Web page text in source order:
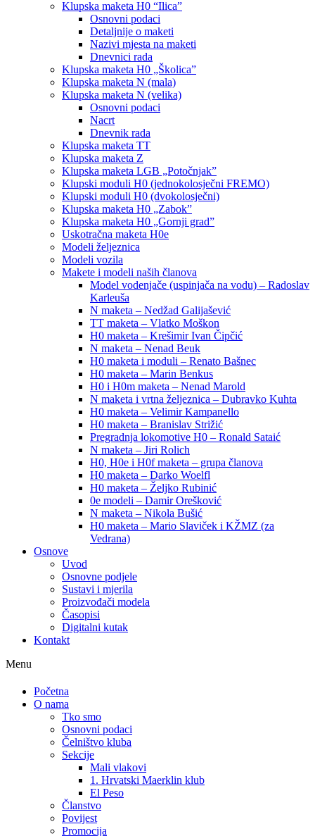
Klupska maketa H0 “Ilica”
Osnovni podaci
Detaljnije o maketi
Nazivi mjesta na maketi
Dnevnici rada
Klupska maketa H0 „Školica”
Klupska maketa N (mala)
Klupska maketa N (velika)
Osnovni podaci
Nacrt
Dnevnik rada
Klupska maketa TT
Klupska maketa Z
Klupska maketa LGB „Potočnjak”
Klupski moduli H0 (jednokolosječni FREMO)
Klupski moduli H0 (dvokolosječni)
Klupska maketa H0 „Zabok”
Klupska maketa H0 „Gornji grad”
Uskotračna maketa H0e
Modeli željeznica
Modeli vozila
Makete i modeli naših članova
Model vodenjače (uspinjača na vodu) – Radoslav
Karleuša
N maketa – Nedžad Galijašević
TT maketa – Vlatko Moškon
H0 maketa – Krešimir Ivan Čipčić
N maketa – Nenad Beuk
H0 maketa i moduli – Renato Bašnec
H0 maketa – Marin Benkus
H0 i H0m maketa – Nenad Marold
N maketa i vrtna željeznica – Dubravko Kuhta
H0 maketa – Velimir Kampanello
H0 maketa – Branislav Strižić
Pregradnja lokomotive H0 – Ronald Sataić
N maketa – Jiri Rolich
H0, H0e i H0f maketa – grupa članova
H0 maketa – Darko Woelfl
H0 maketa – Željko Rubinić
0e modeli – Damir Orešković
N maketa – Nikola Bušić
H0 maketa – Mario Slaviček i KŽMZ (za
Vedrana)
Osnove
Uvod
Osnovne podjele
Sustavi i mjerila
Proizvođači modela
Časopisi
Digitalni kutak
Kontakt
Menu
Početna
O nama
Tko smo
Osnovni podaci
Čelništvo kluba
Sekcije
Mali vlakovi
1. Hrvatski Maerklin klub
El Peso
Članstvo
Povijest
Promocija